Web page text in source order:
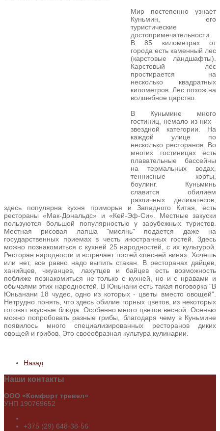
Мир постепенно узнает
Куньмин, его
туристические
достопримечательности.
В 85 километрах от
города есть каменный лес
(карстовые ландшафты).
Карстовый лес
простирается на
несколько квадратных
километров. Лес похож на
волшебное царство.
В Куньмине много
гостиниц, немало из них -
звездной категории. На
каждой улице по
несколько ресторанов. Во
многих гостиницах есть
плавательные бассейны
на термальных водах,
теннисные корты,
боулинг. Куньминь
славится обилием
различных деликатесов,
здесь популярна кухня приморья и Западного Китая, есть
рестораны «Мак-Дональдс» и «Кей-Эф-Си». Местные закуски
пользуются большой популярностью у зарубежных туристов.
Местная рисовая лапша "мисянь" подается даже на
государственных приемах в честь иностранных гостей. Здесь
можно познакомиться с кухней 25 народностей, с их культурой.
Ресторан народности и встречает гостей «песней вина». Хочешь
или нет, все равно надо выпить стакан. В ресторанах дайцев,
ханийцев, чжуанцев, лахутцев и байцев есть возможность
поближе познакомиться не только с кухней, но и с нравами и
обычаями этих народностей. В Юньнани есть такая поговорка "В
Юньанани 18 чудес, одно из которых - цветы вместо овощей".
Нетрудно понять, что здесь обилие горных цветов, из некоторых
готовят вкусные блюда. Особенно много цветов весной. Осенью
можно попробовать разные грибы, благодаря чему в Куньмине
появилось много специализированных ресторанов диких
овощей и грибов. Это своеобразная культура кулинарии.
Назад
Наши контакты
ООО «Комфорт тревел»
УНП 190769652
+375 (29) 648-38-56